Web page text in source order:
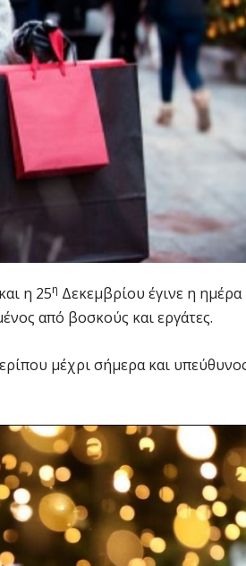
η 25η Δεκεμβρίου έγινε η ημέρα
από βοσκούς και εργάτες.
μέχρι σήμερα και